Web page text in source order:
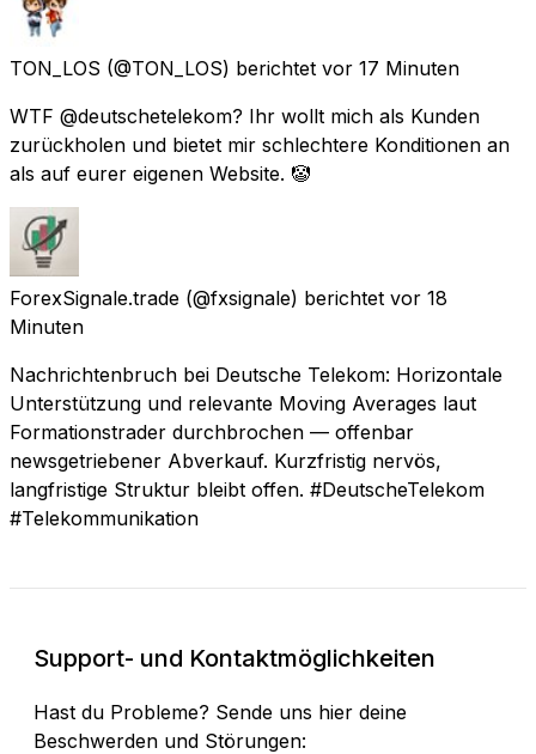
TON_LOS (@TON_LOS) berichtet vor 17 Minuten
WTF @deutschetelekom? Ihr wollt mich als Kunden
zurückholen und bietet mir schlechtere Konditionen an
als auf eurer eigenen Website. 🤡
ForexSignale.trade (@fxsignale) berichtet vor 18
Minuten
Nachrichtenbruch bei Deutsche Telekom: Horizontale
Unterstützung und relevante Moving Averages laut
Formationstrader durchbrochen — offenbar
newsgetriebener Abverkauf. Kurzfristig nervös,
langfristige Struktur bleibt offen. #DeutscheTelekom
#Telekommunikation
Support- und Kontaktmöglichkeiten
Hast du Probleme? Sende uns hier deine
Beschwerden und Störungen: